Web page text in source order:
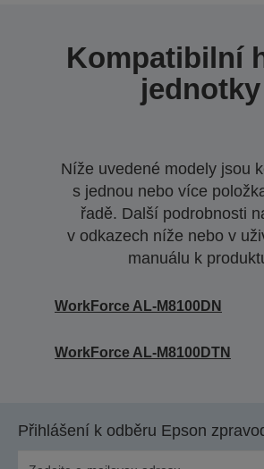
Kompatibilní
jednotky
Níže uvedené modely jsou
s jednou nebo více
řadě. Další podrobnosti
v odkazech níže nebo v
manuálu k
WorkForce AL-M8100DN
WorkForce AL-M8100DTN
Přihlášení k odběru Epson